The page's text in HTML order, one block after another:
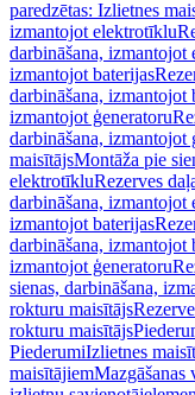
paredzētas: Izlietnes
izmantojot elektrotīklu
darbināšana, izmantojot
izmantojot baterijas
darbināšana, izmantojot
izmantojot ģeneratoru
darbināšana, izmantojot
maisītājsMontāža pie
elektrotīkluRezerves
darbināšana, izmantojot
izmantojot baterijas
darbināšana, izmantojot
izmantojot ģeneratoru
sienas, darbināšana,
rokturu maisītājs
rokturu maisītājs
PiederumiIzlietnes
maisītājiem